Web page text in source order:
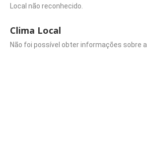
Local não reconhecido.
Clima Local
Não foi possível obter informações sobre a